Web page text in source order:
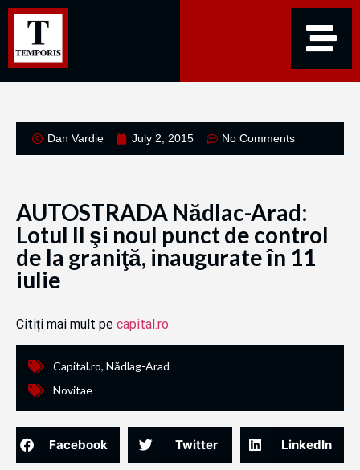
Dan Vardie July 2, 2015 No Comments
AUTOSTRADA Nădlac-Arad:
Lotul II şi noul punct de control
de la graniţă, inaugurate în 11
iulie
Citiți mai mult pe capital.ro
Capital.ro, Nădlag-Arad
Novitae
Facebook Twitter LinkedIn